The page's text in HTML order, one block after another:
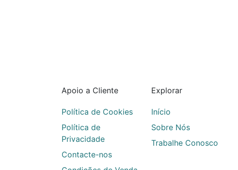
Apoio a Cliente
Política de Cookies
Política de
Privacidade
Contacte-nos
Explorar
Início
Sobre Nós
Trabalhe Conosco